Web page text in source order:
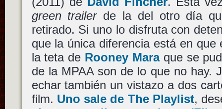
green trailerde la del otro día
retirado. Si uno lo disfruta con
que la única diferencia está en
la teta de Rooney Maraque se
de la MPAA son de lo que no hay.
echar también un vistazo a dos
film. Uno sale de The Playlist,